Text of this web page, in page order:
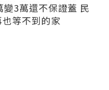
變3萬還不保證蓋 民
等不到的家